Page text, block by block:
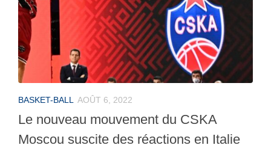
BASKET-BALL AOÛT 6, 2022
Le nouveau mouvement du CSKA
Moscou suscite des réactions en Italie